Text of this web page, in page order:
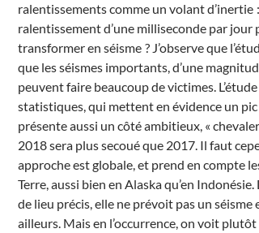
ralentissements comme un volant d’inertie
ralentissement d’une milliseconde par jour
transformer en séisme ? J’observe que
que les séismes importants, d’une
peuvent faire beaucoup de victimes. L’étude
statistiques, qui mettent en évidence un pic
présente aussi un côté ambitieux, «
2018 sera plus secoué que 2017. Il faut
approche est globale, et prend en compte
Terre, aussi bien en Alaska qu’en
de lieu précis, elle ne prévoit pas un séisme
ailleurs. Mais en l’occurrence, on voit